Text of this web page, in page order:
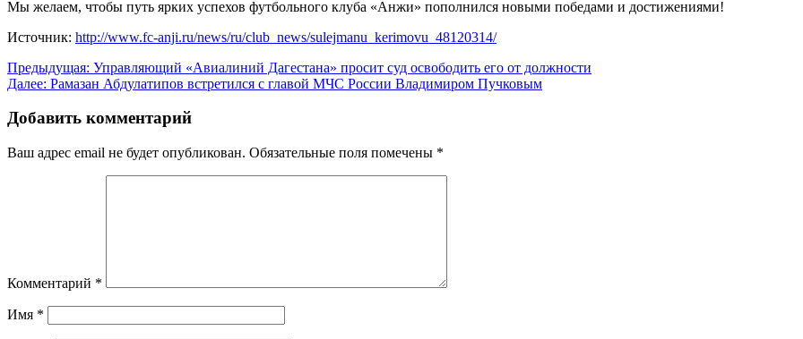
Мы желаем, чтобы путь ярких успехов футбольного клуба «Анжи» пополнился новыми победами и достижениями!
Источник: http://www.fc-anji.ru/news/ru/club_news/sulejmanu_kerimovu_48120314/
Навигация
по
записям
Предыдущая: Управляющий «Авиалиний Дагестана» просит суд освободить его от должности
Далее: Рамазан Абдулатипов встретился с главой МЧС России Владимиром Пучковым
Добавить комментарий
Ваш адрес email не будет опубликован. Обязательные поля помечены *
Комментарий *
Имя *